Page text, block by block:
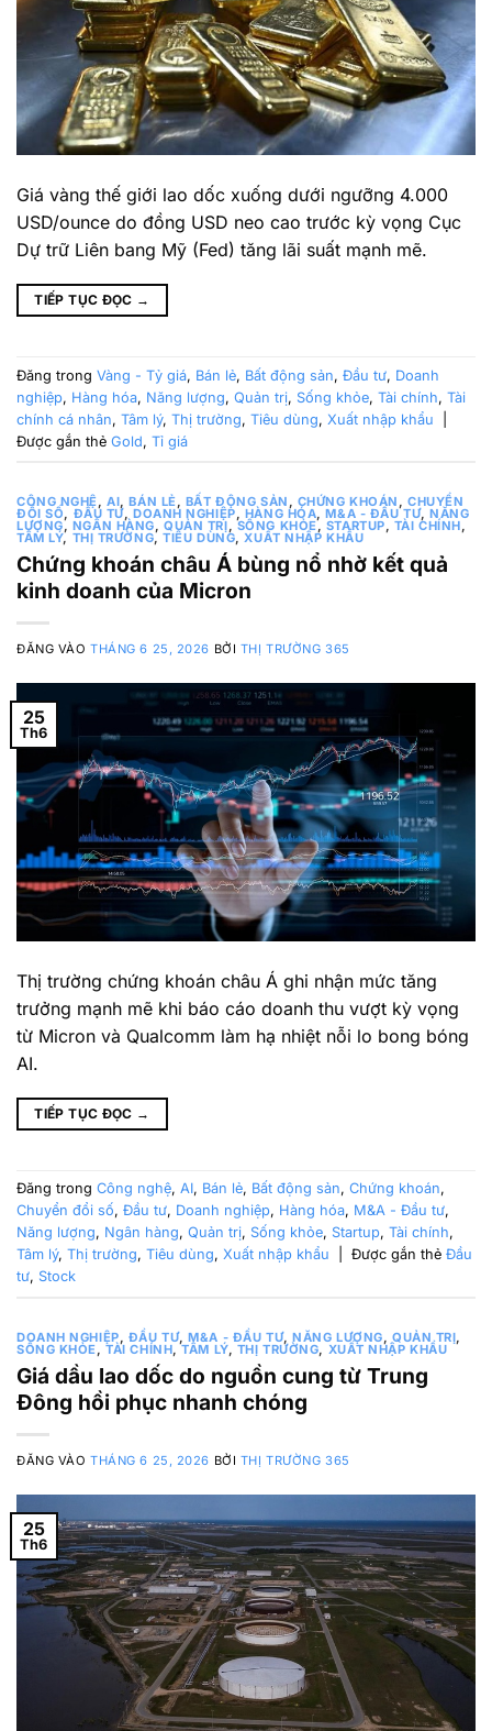
Giá vàng thế giới lao dốc xuống dưới ngưỡng 4.000
USD/ounce do đồng USD neo cao trước kỳ vọng Cục
Dự trữ Liên bang Mỹ (Fed) tăng lãi suất mạnh mẽ.
TIẾP TỤC ĐỌC →
Đăng trong Vàng - Tỷ giá, Bán lẻ, Bất động sản, Đầu tư, Doanh
nghiệp, Hàng hóa, Năng lượng, Quản trị, Sống khỏe, Tài chính, Tài
chính cá nhân, Tâm lý, Thị trường, Tiêu dùng, Xuất nhập khẩu
Được gắn thẻ Gold, Tỉ giá
CÔNG NGHỆ,AI,BÁN LẺ, BẤT ĐỘNG SẢN , CHỨNG KHOÁN ,CHUYỂN
ĐỔI SỐ, ĐẦU TƯ, DOANH NGHIỆP, HÀNG HÓA,M&A - ĐẦU TƯ,NĂNG
LƯỢNG, NGÂN HÀNG,QUẢN TRỊ, SỐNG KHỎE, STARTUP, TÀI CHÍNH,
TÂM LÝ, THỊ TRƯỜNG,TIÊU DÙNG,XUẤT NHẬP KHẨU
Chứng khoán châu Á bùng nổ nhờ kết quả
kinh doanh của Micron
ĐĂNG VÀOTHÁNG 6 25, 2026 BỞI THỊ TRƯỜNG 365
25
Th6
Thị trường chứng khoán châu Á ghi nhận mức tăng
trưởng mạnh mẽ khi báo cáo doanh thu vượt kỳ vọng
từ Micron và Qualcomm làm hạ nhiệt nỗi lo bong bóng
AI.
TIẾP TỤC ĐỌC →
Đăng trong Công nghệ, AI, Bán lẻ, Bất động sản, Chứng khoán,
Chuyển đổi số, Đầu tư, Doanh nghiệp, Hàng hóa, M&A - Đầu tư,
Năng lượng, Ngân hàng, Quản trị, Sống khỏe, Startup, Tài chính,
Tâm lý, Thị trường, Tiêu dùng, Xuất nhập khẩu Được gắn thẻ Đầu
tư, Stock
DOANH NGHIỆP, ĐẦU TƯ,M&A - ĐẦU TƯ,NĂNG LƯỢNG, QUẢN TRỊ,
SỐNG KHỎE,TÀI CHÍNH,TÂM LÝ, THỊ TRƯỜNG, XUẤT NHẬP KHẨU
Giá dầu lao dốc do nguồn cung từ Trung
Đông hồi phục nhanh chóng
ĐĂNG VÀOTHÁNG 6 25, 2026 BỞI THỊ TRƯỜNG 365
25
Th6